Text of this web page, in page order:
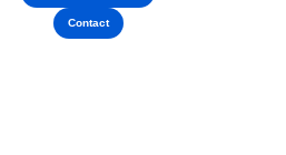
Contact